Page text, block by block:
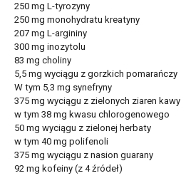
250 mg L-tyrozyny
250 mg monohydratu kreatyny
207 mg L-argininy
300 mg inozytolu
83 mg choliny
5,5 mg wyciągu z gorzkich pomarańczy
W tym 5,3 mg synefryny
375 mg wyciągu z zielonych ziaren kawy
w tym 38 mg kwasu chlorogenowego
50 mg wyciągu z zielonej herbaty
w tym 40 mg polifenoli
375 mg wyciągu z nasion guarany
92 mg kofeiny (z 4 źródeł)